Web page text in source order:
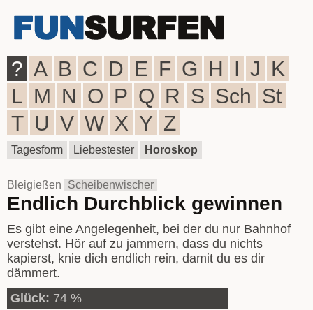
? A B C D E F G H I J K
L M N O P Q R S Sch St
T U V W X Y Z
Tagesform Liebestester Horoskop
Bleigießen Scheibenwischer
Endlich Durchblick gewinnen
Es gibt eine Angelegenheit, bei der du nur Bahnhof
verstehst. Hör auf zu jammern, dass du nichts
kapierst, knie dich endlich rein, damit du es dir
dämmert.
Glück: 74 %